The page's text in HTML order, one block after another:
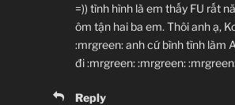
=)) tình hình là em thấy FU rất
ôm tận hai ba em. Thôi anh ạ,
:mrgreen: anh cứ bình tĩnh làm
đi :mrgreen: :mrgreen:
Reply